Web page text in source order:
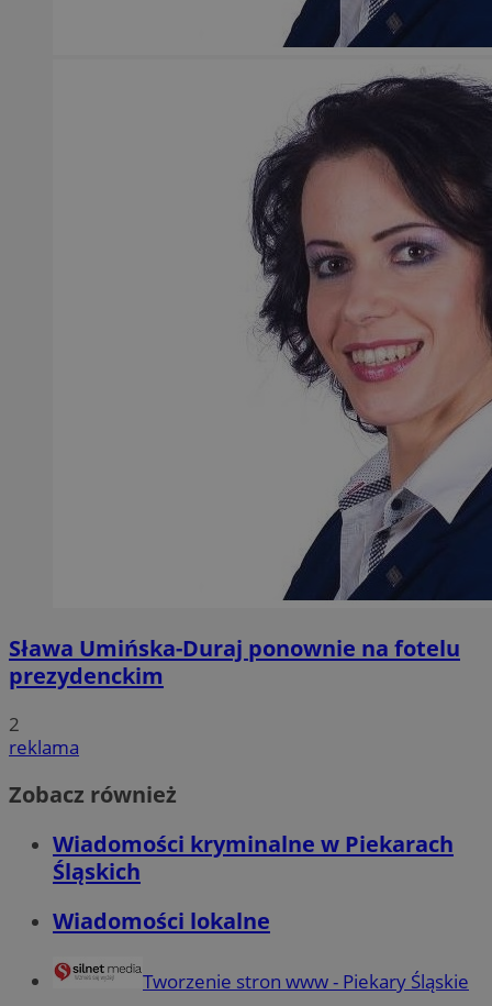
Sława Umińska-Duraj ponownie na fotelu
prezydenckim
2
reklama
Zobacz również
Wiadomości kryminalne w Piekarach
Śląskich
Wiadomości lokalne
Tworzenie stron www - Piekary Śląskie